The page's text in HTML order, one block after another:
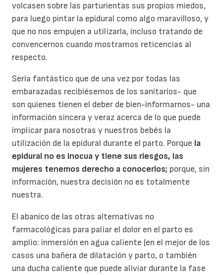
volcasen sobre las parturientas sus propios miedos,
para luego pintar la epidural como algo maravilloso, y
que no nos empujen a utilizarla, incluso tratando de
convencernos cuando mostramos reticencias al
respecto.
Sería fantástico que de una vez por todas las
embarazadas recibiésemos de los sanitarios- que
son quienes tienen el deber de bien-informarnos- una
información sincera y veraz acerca de lo que puede
implicar para nosotras y nuestros bebés la
utilización de la epidural durante el parto. Porque la
epidural no es inocua y tiene sus riesgos, las
mujeres tenemos derecho a conocerlos; porque, sin
información, nuestra decisión no es totalmente
nuestra.
El abanico de las otras alternativas no
farmacológicas para paliar el dolor en el parto es
amplio: inmersión en agua caliente (en el mejor de los
casos una bañera de dilatación y parto, o también
una ducha caliente que puede aliviar durante la fase